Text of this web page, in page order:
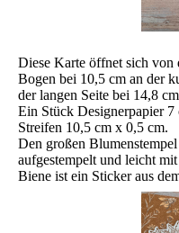
Diese Karte öffnet sich von
Bogen bei 10,5 cm an der
der langen Seite bei 14,8
Ein Stück Designerpapier 7
Streifen 10,5 cm x 0,5 cm.
Den großen
aufgestempelt und leicht
Biene ist ein Sticker aus